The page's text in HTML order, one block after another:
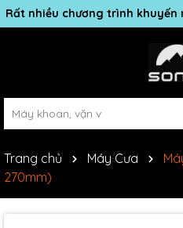
Rất nhiều chương trình khuyến
Trang chủ Máy Cưa
270mm)